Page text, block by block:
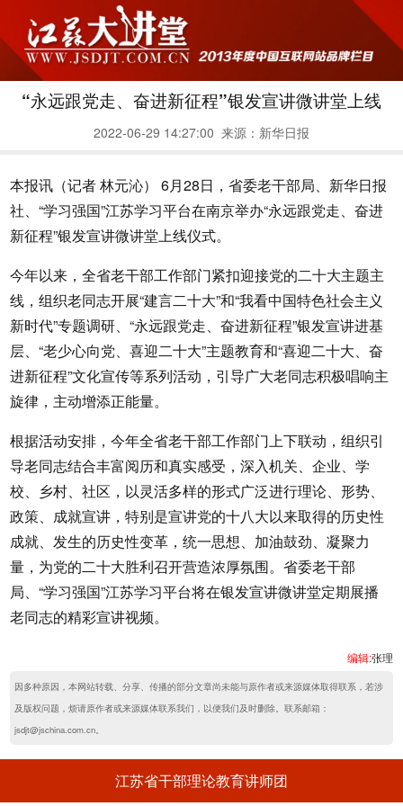
“永远跟党走、奋进新征程”银发宣讲微讲堂上线
2022-06-29 14:27:00 来源： 新华日报
本报讯（记者 林元沁） 6月28日，省委老干部局、新华日报
社、“学习强国”江苏学习平台在南京举办“永远跟党走、奋进
新征程”银发宣讲微讲堂上线仪式。
今年以来，全省老干部工作部门紧扣迎接党的二十大主题主
线，组织老同志开展“建言二十大”和“我看中国特色社会主义
新时代”专题调研、“永远跟党走、奋进新征程”银发宣讲进基
层、“老少心向党、喜迎二十大”主题教育和“喜迎二十大、奋
进新征程”文化宣传等系列活动，引导广大老同志积极唱响主
旋律，主动增添正能量。
根据活动安排，今年全省老干部工作部门上下联动，组织引
导老同志结合丰富阅历和真实感受，深入机关、企业、学
校、乡村、社区，以灵活多样的形式广泛进行理论、形势、
政策、成就宣讲，特别是宣讲党的十八大以来取得的历史性
成就、发生的历史性变革，统一思想、加油鼓劲、凝聚力
量，为党的二十大胜利召开营造浓厚氛围。省委老干部
局、“学习强国”江苏学习平台将在银发宣讲微讲堂定期展播
老同志的精彩宣讲视频。
编辑:张理
因多种原因，本网站转载、分享、传播的部分文章尚未能与原作者或来源媒体取得联系，若涉
及版权问题，烦请原作者或来源媒体联系我们，以便我们及时删除。联系邮箱：
jsdjt@jschina.com.cn。
江苏省干部理论教育讲师团